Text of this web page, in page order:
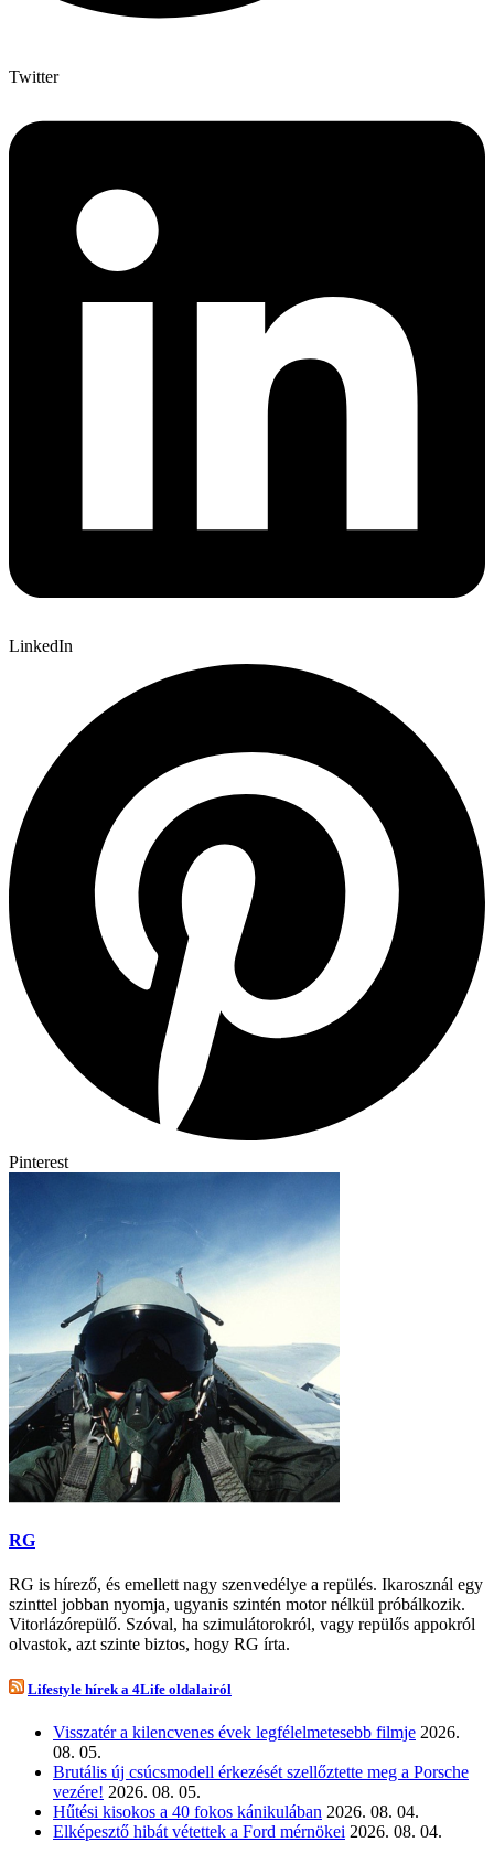
Twitter
LinkedIn
Pinterest
RG
RG is hírező, és emellett nagy szenvedélye a repülés. Ikarosznál egy
szinttel jobban nyomja, ugyanis szintén motor nélkül próbálkozik.
Vitorlázórepülő. Szóval, ha szimulátorokról, vagy repülős appokról
olvastok, azt szinte biztos, hogy RG írta.
Lifestyle hírek a 4Life oldalairól
Visszatér a kilencvenes évek legfélelmetesebb filmje 2026.
08. 05.
Brutális új csúcsmodell érkezését szellőztette meg a Porsche
vezére! 2026. 08. 05.
Hűtési kisokos a 40 fokos kánikulában 2026. 08. 04.
Elképesztő hibát vétettek a Ford mérnökei 2026. 08. 04.